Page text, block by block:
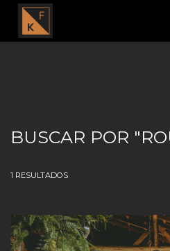
BUSCAR POR
1 RESULTADOS